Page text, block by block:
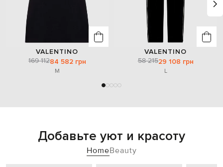
VALENTINO
169 11284 582 грн
M
VALENTINO
58 21529 108 грн
L
Добавьте уют и красоту
HomeBeauty